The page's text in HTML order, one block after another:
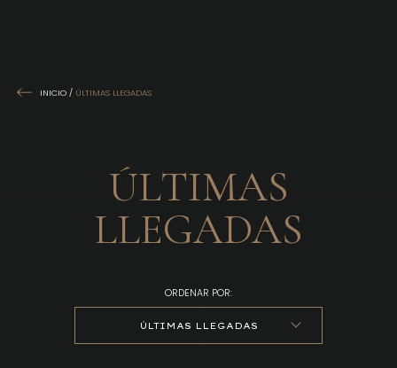
INICIO / ÚLTIMAS LLEGADAS
ÚLTIMAS
LLEGADAS
ORDENAR POR:
ÚLTIMAS LLEGADAS